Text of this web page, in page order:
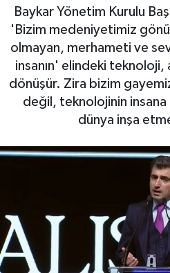
Baykar Yönetim Kurulu
'Bizim medeniyetimiz
olmayan, merhameti ve
insanın' elindeki teknoloji,
dönüşür. Zira bizim
değil, teknolojinin
dünya inşa
Magazin
Gayrimenkul
Spor